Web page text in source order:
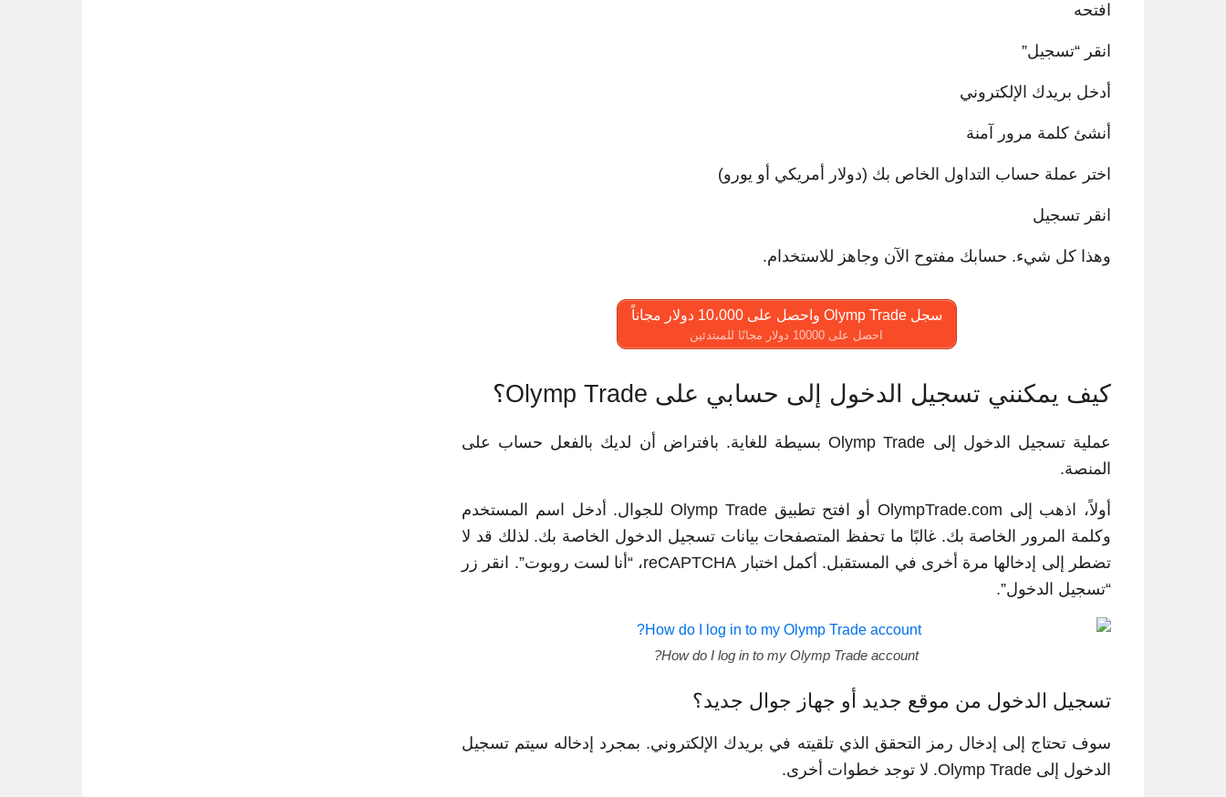
افتحه
انقر “تسجيل”
أدخل بريدك الإلكتروني
أنشئ كلمة مرور آمنة
اختر عملة حساب التداول الخاص بك (دولار أمريكي أو يورو)
انقر تسجيل
وهذا كل شيء. حسابك مفتوح الآن وجاهز للاستخدام.
سجل Olymp Trade واحصل على 10،000 دولار مجاناً
احصل على 10000 دولار مجانًا للمبتدئين
كيف يمكنني تسجيل الدخول إلى حسابي على Olymp Trade؟
عملية تسجيل الدخول إلى Olymp Trade بسيطة للغاية. بافتراض أن لديك بالفعل حساب على
المنصة.
أولاً، اذهب إلى OlympTrade.com أو افتح تطبيق Olymp Trade للجوال. أدخل اسم المستخدم
وكلمة المرور الخاصة بك. غالبًا ما تحفظ المتصفحات بيانات تسجيل الدخول الخاصة بك. لذلك قد لا
تضطر إلى إدخالها مرة أخرى في المستقبل. أكمل اختبار reCAPTCHA، “أنا لست روبوت”. انقر زر
“تسجيل الدخول”.
How do I log in to my Olymp Trade account?
تسجيل الدخول من موقع جديد أو جهاز جوال جديد؟
سوف تحتاج إلى إدخال رمز التحقق الذي تلقيته في بريدك الإلكتروني. بمجرد إدخاله سيتم تسجيل
الدخول إلى Olymp Trade. لا توجد خطوات أخرى.